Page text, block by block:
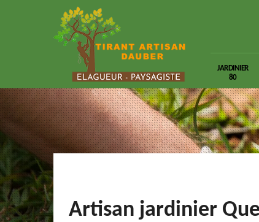
JARDINIER
80
Artisan jardinier